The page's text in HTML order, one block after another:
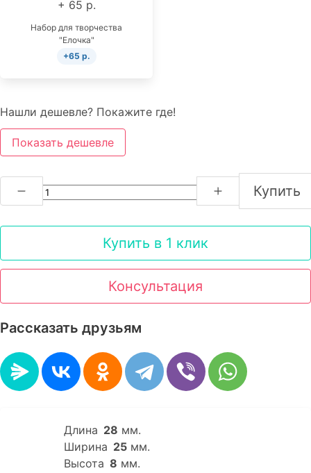
Набор для творчества
"Елочка"
+65 р.
Нашли дешевле? Покажите где!
Показать дешевле
Купить
Купить в 1 клик
Консультация
Рассказать друзьям
Длина 28 мм.
Ширина 25 мм.
Высота 8 мм.